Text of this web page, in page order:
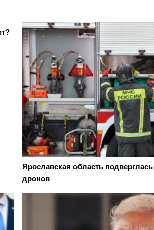
Ярославская область
дронов